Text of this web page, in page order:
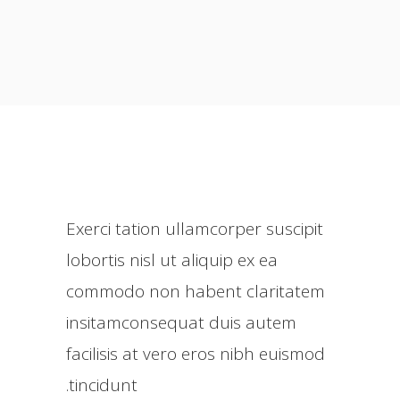
Exerci tation ullamcorper suscipit
lobortis nisl ut aliquip ex ea
commodo non habent claritatem
insitamconsequat duis autem
facilisis at vero eros nibh euismod
tincidunt.